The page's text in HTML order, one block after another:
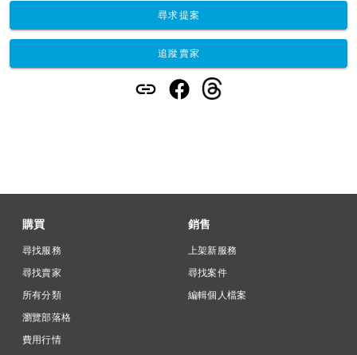
尋求提案
追蹤賣家
購買
尋找服務
尋找賣家
所有分類
瀏覽部落格
費用行情
銷售
上架新服務
尋找案件
編輯個人檔案